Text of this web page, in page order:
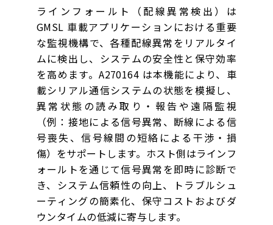
ラインフォールト（配線異常検出）は
GMSL 車載アプリケーションにおける重要
な監視機構で、各種配線異常をリアルタイ
ムに検出し、システムの安全性と保守効率
を高めます。A270164 は本機能により、車
載シリアル通信システムの状態を模擬し、
異常状態の読み取り・報告や遠隔監視
（例：接地による信号異常、断線による信
号喪失、信号線間の短絡による干渉・損
傷）をサポートします。ホスト側はラインフ
ォールトを通じて信号異常を即時に診断で
き、システム信頼性の向上、トラブルシュ
ーティングの簡素化、保守コストおよびダ
ウンタイムの低減に寄与します。